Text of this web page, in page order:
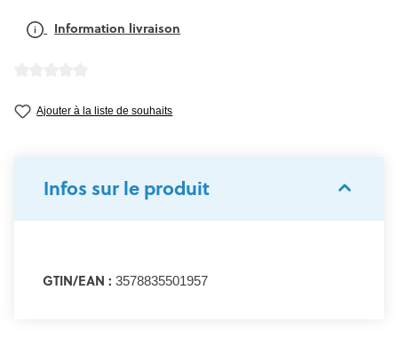
Information livraison
Ajouter à la liste de souhaits
Infos sur le produit
GTIN/EAN : 3578835501957